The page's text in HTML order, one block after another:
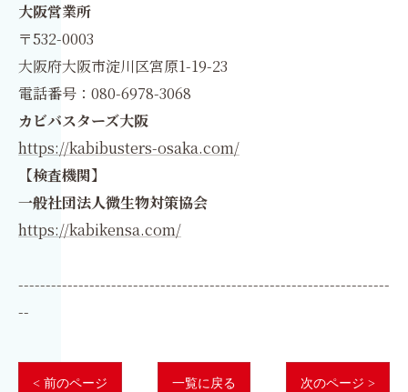
大阪営業所
〒532-0003
大阪府大阪市淀川区宮原1-19-23
電話番号：080-6978-3068
カビバスターズ大阪
https://kabibusters-osaka.com/
【検査機関】
一般社団法人微生物対策協会
https://kabikensa.com/
--------------------------------------------------------------------
--
< 前のページ 一覧に戻る 次のページ >